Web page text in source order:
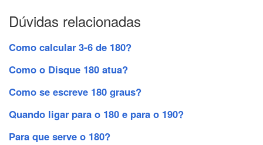
Dúvidas relacionadas
Como calcular 3-6 de 180?
Como o Disque 180 atua?
Como se escreve 180 graus?
Quando ligar para o 180 e para o 190?
Para que serve o 180?